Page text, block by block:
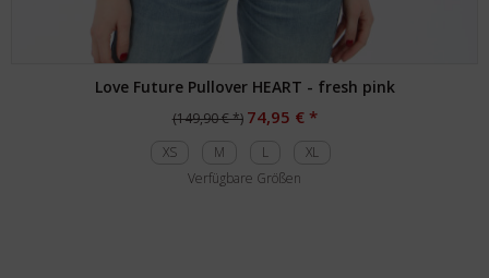
Love Future Pullover HEART - fresh pink
(149,90 € *) 74,95 € *
XS M L
XL
Verfügbare Größen